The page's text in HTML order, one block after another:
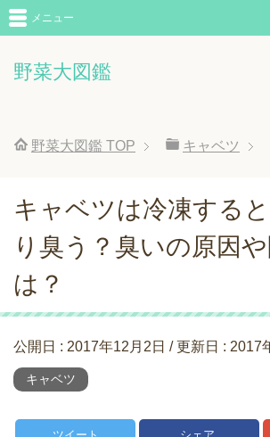
野菜大図鑑
メニュー
野菜大図鑑 TOP キャベツ
キャベツは冷凍する
り臭う？臭いの原因
は？
公開日 : 2017年12月2日 / 更新日 : 2017
キャベツ